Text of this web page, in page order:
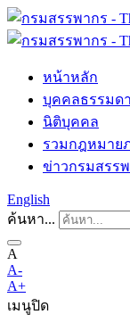
หน้าหลัก
บุคคลธรรมดา
นิติบุคคล
รวมกฎหมาย
ข่าวกรมสรร
English
ค้นหา...
A
A-
A+
เมนูปิด